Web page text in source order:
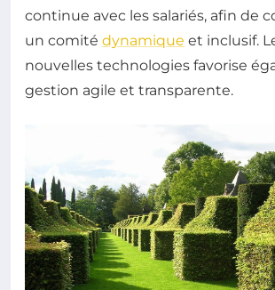
continue avec les salariés, afin de
un comité dynamique et inclusif.
nouvelles technologies favorise
gestion agile et transparente.